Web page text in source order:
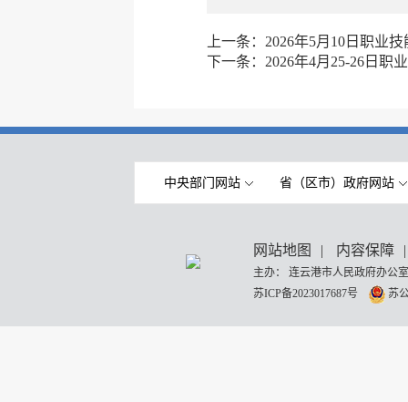
上一条： 2026年5月10日职业
下一条： 2026年4月25-26日职
中央部门网站 省（区市）政府网站
网站地图 | 内容保障 |
主办： 连云港市人民政府办
苏ICP备2023017687号
苏